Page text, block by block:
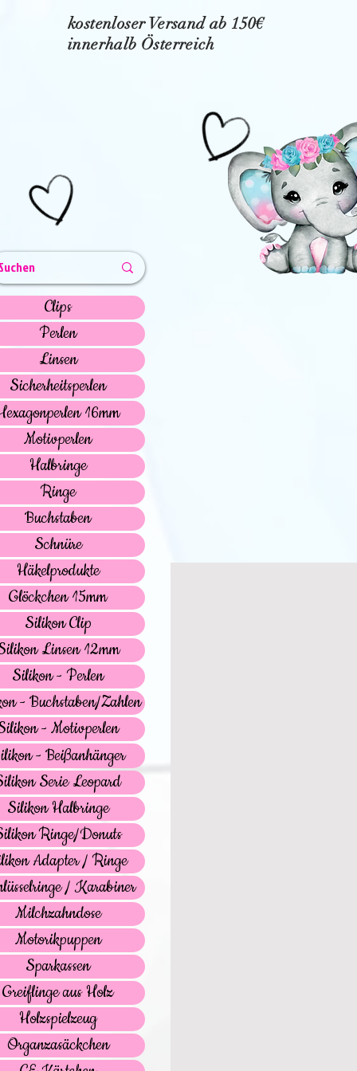
kostenloser Versand ab 150€
innerhalb Österreich
Clips
Perlen
Linsen
Sicherheitsperlen
16mm
Motivperlen
Halbringe
Ringe
Buchstaben
Schnüre
Häkelprodukte
Glöckchen 15mm
Silikon Clip
Linsen 12mm
Silikon - Perlen
- Buchstaben/Zahlen
- Motivperlen
- Beißanhänger
Serie Leopard
Silikon Halbringe
Ringe/Donuts
Adapter / Ringe
/ Karabiner
Milchzahndose
Motorikpuppen
Sparkassen
Greiflinge aus Holz
Holzspielzeug
Organzasäckchen